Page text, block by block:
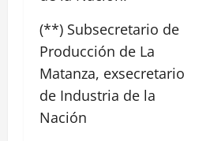
(**) Subsecretario de
Producción de La
Matanza, exsecretario
de Industria de la
Nación